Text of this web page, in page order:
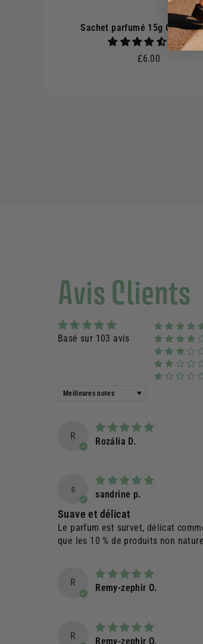
Sachet parfumé 15g Coton
2 avis
£6.00
Avis Clients
Basé sur 103 avis
Sort by
R Rozália D.
s sandrine p.
Suave et délicat
Le parfum est survet, délicat
que les 10 % de produits non
R Remy-zephir O.
R Remy-zephir O.